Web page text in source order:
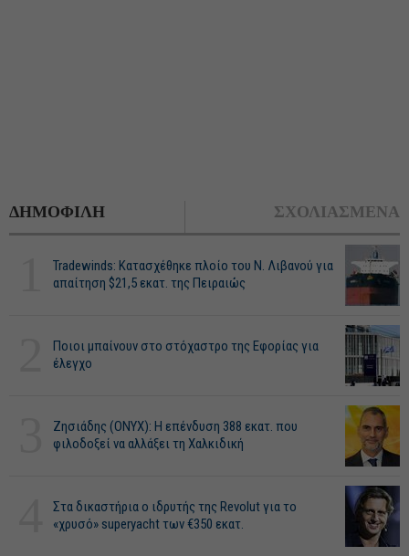
ΔΗΜΟΦΙΛΗ ΣΧΟΛΙΑΣΜΕΝΑ
Tradewinds: Κατασχέθηκε πλοίο του Ν. Λιβανού για
απαίτηση $21,5 εκατ. της Πειραιώς
Ποιοι μπαίνουν στο στόχαστρο της Εφορίας για
έλεγχο
Ζησιάδης (ONYX): Η επένδυση 388 εκατ. που
φιλοδοξεί να αλλάξει τη Χαλκιδική
Στα δικαστήρια ο ιδρυτής της Revolut για το
«χρυσό» superyacht των €350 εκατ.